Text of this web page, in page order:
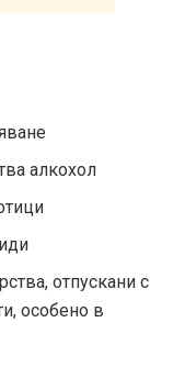
алкохол
отпускани с
особено в